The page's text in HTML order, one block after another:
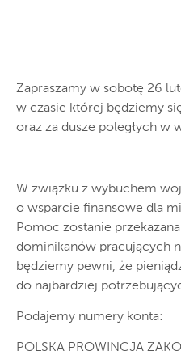
Zapraszamy w sobotę 26
w czasie której będziemy
oraz za dusze poległych w
W związku z wybuchem
o wsparcie finansowe dla
Pomoc zostanie
dominikanów pracujących
będziemy pewni, że
do najbardziej
Podajemy numery konta:
POLSKA PROWINCJA